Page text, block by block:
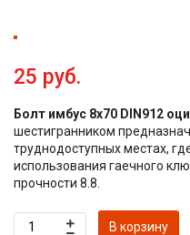
25 руб.
Болт имбус 8х70 DIN912
шестигранником
труднодоступных местах,
использования гаечного
прочности 8.8.
В корзину